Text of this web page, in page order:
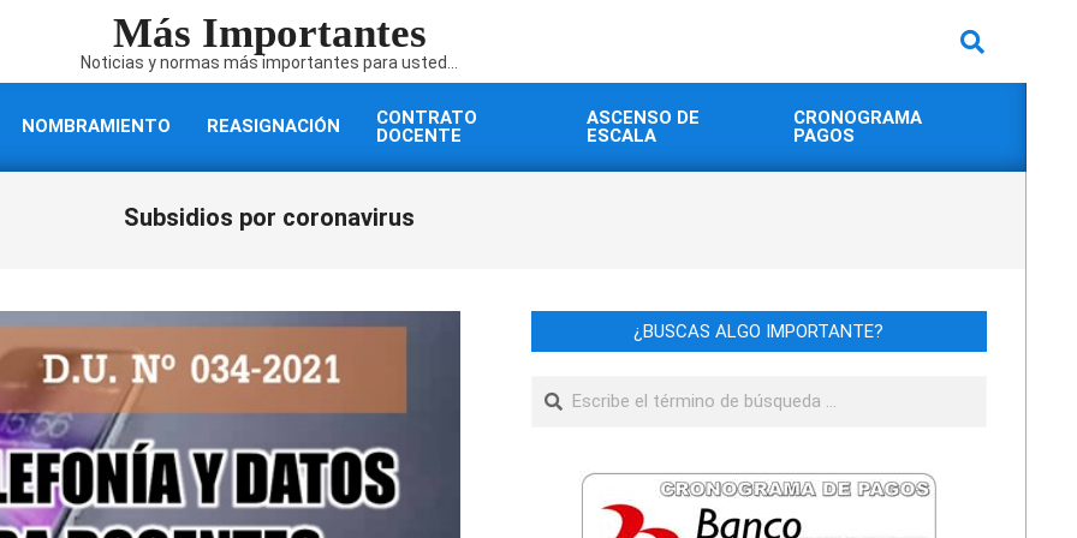
Más Importantes
Noticias y normas más importantes para usted...
Buscar
NOMBRAMIENTO REASIGNACIÓN
CONTRATO
DOCENTE
ASCENSO DE
ESCALA
CRONOGRAMA
PAGOS
Subsidios por coronavirus
¿BUSCAS ALGO IMPORTANTE?
Buscar